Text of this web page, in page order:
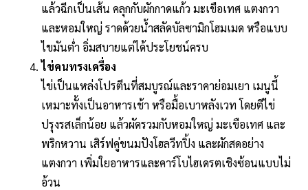
แล้วฉีกเป็นเส้น คลุกกับผักกาดแก้ว มะเขือเทศ แตงกวา
และหอมใหญ่ ราดด้วยน้ำสลัดบัลซามิกโฮมเมด หรือแบบ
ไขมันต่ำ อิ่มสบายแต่ได้ประโยชน์ครบ
ไข่คนทรงเครื่อง
ไข่เป็นแหล่งโปรตีนที่สมบูรณ์และราคาย่อมเยา เมนูนี้
เหมาะทั้งเป็นอาหารเช้า หรือมื้อเบาหลังเวท โดยตีไข่
ปรุงรสเล็กน้อย แล้วผัดรวมกับหอมใหญ่ มะเขือเทศ และ
พริกหวาน เสิร์ฟคู่ขนมปังโฮลวีทปิ้ง และผักสดอย่าง
แตงกวา เพิ่มใยอาหารและคาร์โบไฮเดรตเชิงซ้อนแบบไม่
อ้วน